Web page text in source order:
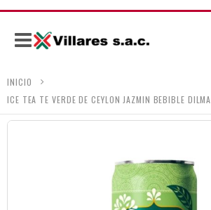
Navegación
INICIO
ICE TEA TE VERDE DE CEYLON JAZMIN BEBIBLE
Skip